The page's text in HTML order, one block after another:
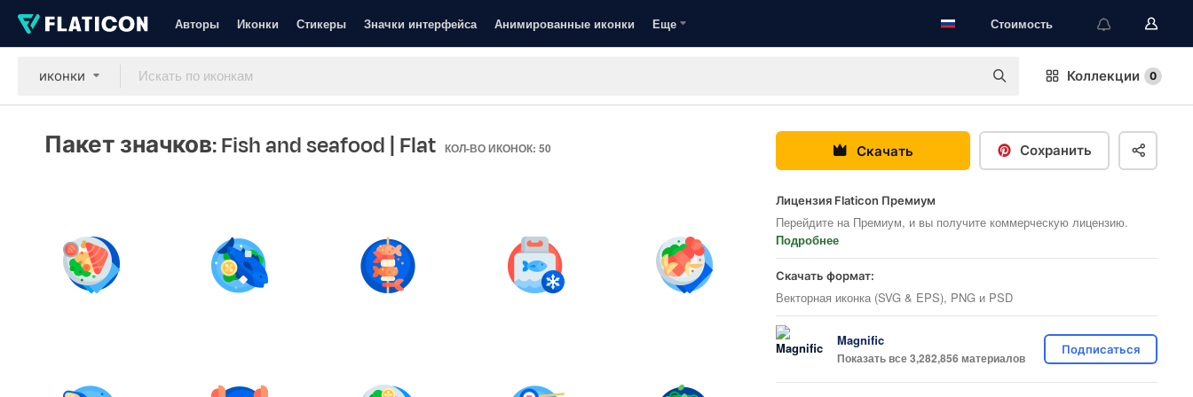
Авторы Иконки Стикеры Значки интерфейса Анимированные иконки Еще Стоимость
иконки Коллекции 0
Пакет значков: Fish and seafood | Flat КОЛ-ВО ИКОНОК: 50 Скачать Сохранить
Лицензия Flaticon Премиум
Перейдите на Премиум, и вы получите коммерческую лицензию.
Подробнее
Скачать формат:
Векторная иконка (SVG & EPS), PNG и PSD
Magnific
Показать все 3,282,856 материалов
Подписаться